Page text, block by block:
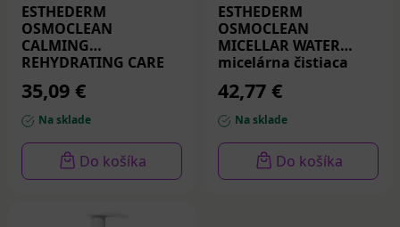
ESTHEDERM
OSMOCLEAN
CALMING
REHYDRATING CARE
hydratačné tonikum
200 ml
35,09 €
Na sklade
Do košíka
ESTHEDERM
OSMOCLEAN
MICELLAR WATER
micelárna čistiaca
42,77 €
Na sklade
Do košíka